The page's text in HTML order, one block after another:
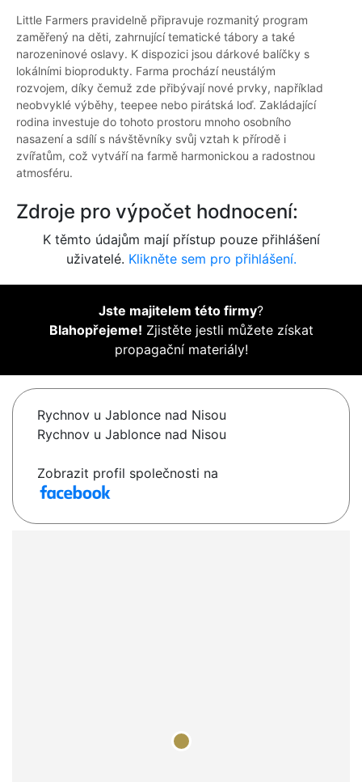
Little Farmers pravidelně připravuje rozmanitý program
zaměřený na děti, zahrnující tematické tábory a také
narozeninové oslavy. K dispozici jsou dárkové balíčky s
lokálními bioprodukty. Farma prochází neustálým
rozvojem, díky čemuž zde přibývají nové prvky, například
neobvyklé výběhy, teepee nebo pirátská loď. Zakládající
rodina investuje do tohoto prostoru mnoho osobního
nasazení a sdílí s návštěvníky svůj vztah k přírodě i
zvířatům, což vytváří na farmě harmonickou a radostnou
atmosféru.
Zdroje pro výpočet hodnocení:
K těmto údajům mají přístup pouze přihlášení
uživatelé. Klikněte sem pro přihlášení.
Jste majitelem této firmy?
Blahopřejeme! Zjistěte jestli můžete získat
propagační materiály!
Rychnov u Jablonce nad Nisou
Rychnov u Jablonce nad Nisou
Zobrazit profil společnosti na